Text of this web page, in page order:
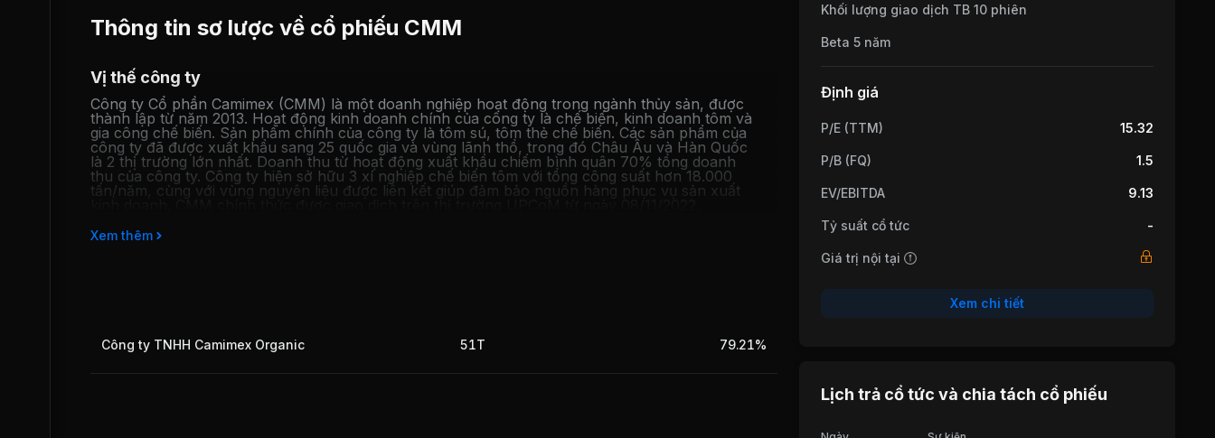
Thông tin sơ lược về cổ phiếu CMM
Vị thế công ty
Công ty Cổ phần Camimex (CMM) là một doanh nghiệp hoạt động trong ngành thủy sản, được
thành lập từ năm 2013. Hoạt động kinh doanh chính của công ty là chế biến, kinh doanh tôm và
gia công chế biến. Sản phẩm chính của công ty là tôm sú, tôm thẻ chế biến. Các sản phẩm của
công ty đã được xuất khẩu sang 25 quốc gia và vùng lãnh thổ, trong đó Châu Âu và Hàn Quốc
là 2 thị trường lớn nhất. Doanh thu từ hoạt động xuất khẩu chiếm bình quân 70% tổng doanh
thu của công ty. Công ty hiện sở hữu 3 xí nghiệp chế biến tôm với tổng công suất hơn 18.000
tấn/năm, cùng với vùng nguyên liệu được liên kết giúp đảm bảo nguồn hàng phục vụ sản xuất
Xem thêm
Công ty TNHH Camimex Organic 51T 79.21%
Khối lượng giao dịch TB 10 phiên
Beta 5 năm
Định giá
P/E (TTM) 15.32
P/B (FQ) 1.5
EV/EBITDA 9.13
Tỷ suất cổ tức -
Giá trị nội tại
Xem chi tiết
Lịch trả cổ tức và chia tách cổ phiếu